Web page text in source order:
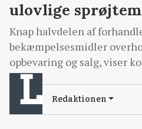
ulovlige
Knap halvdelen af
bekæmpelsesmidler
opbevaring og salg, viser
Redaktionen